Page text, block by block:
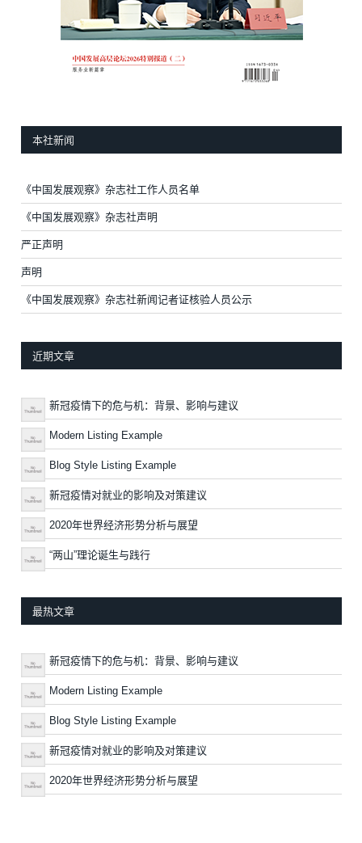
本社新闻
《中国发展观察》杂志社工作人员名单
《中国发展观察》杂志社声明
严正声明
声明
《中国发展观察》杂志社新闻记者证核验人员公示
近期文章
新冠疫情下的危与机：背景、影响与建议
Modern Listing Example
Blog Style Listing Example
新冠疫情对就业的影响及对策建议
2020年世界经济形势分析与展望
“两山”理论诞生与践行
最热文章
新冠疫情下的危与机：背景、影响与建议
Modern Listing Example
Blog Style Listing Example
新冠疫情对就业的影响及对策建议
2020年世界经济形势分析与展望